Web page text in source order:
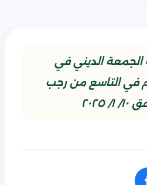
الديني في
في التاسع من رجب